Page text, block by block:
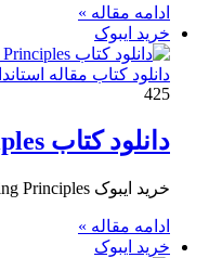
ادامه مقاله »
خرید ایبوک
دانلود کتاب مقاله
425
دانلود کتاب COSO Internal Control Integrated Framework Turning Principles
خرید ایبوک COSO Internal Control Integrated Framework Turning Principles برای دانلود کتاب COSO Internal Control Integrated Framework Turning Principles بر…
ادامه مقاله »
خرید ایبوک